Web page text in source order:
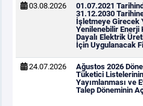
03.08.2026
01.07.2021
31.12.2030
İşletmeye Girecek
Yenilenebilir Enerji
Dayalı Elektrik
İçin Uygulanacak
24.07.2026
Ağustos 2026
Tüketici Listelerinin
Yayımlanması ve
Talep Döneminin